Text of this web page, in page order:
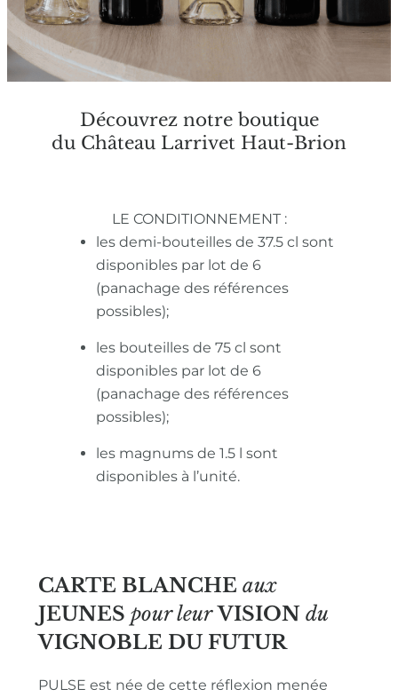
Découvrez notre boutique
du Château Larrivet Haut-Brion
LE CONDITIONNEMENT :
les demi-bouteilles de 37.5 cl sont
disponibles par lot de 6
(panachage des références
possibles);
les bouteilles de 75 cl sont
disponibles par lot de 6
(panachage des références
possibles);
les magnums de 1.5 l sont
disponibles à l’unité.
CARTE BLANCHE aux
JEUNES pour leur VISION du
VIGNOBLE DU FUTUR
PULSE est née de cette réflexion menée